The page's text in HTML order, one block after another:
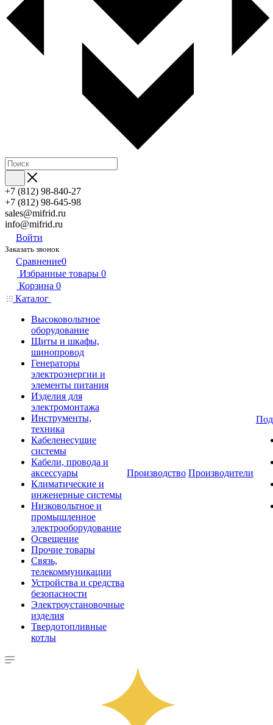
+7 (812) 98-840-27
+7 (812) 98-645-98
sales@mifrid.ru
info@mifrid.ru
Войти
Заказать звонок
Сравнение0
Избранные товары 0
Корзина 0
Каталог
Высоковольтное
оборудование
Щиты и шкафы,
шинопровод
Генераторы
электроэнергии и
элементы питания
Изделия для
электромонтажа
Инструменты,
техника
Кабеленесущие
системы
Кабели, провода и
аксессуары
Климатические и
инженерные системы
Низковольтное и
промышленное
электрооборудование
Освещение
Прочие товары
Связь,
телекоммуникации
Устройства и средства
безопасности
Электроустановочные
изделия
Твердотопливные
котлы
Производство Производители